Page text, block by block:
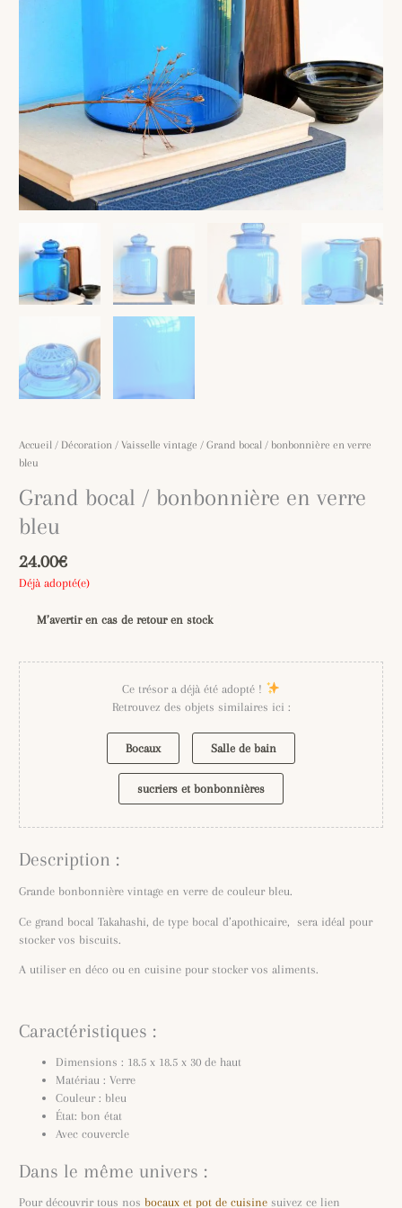
Accueil / Décoration / Vaisselle vintage / Grand bocal / bonbonnière en verre
bleu
Grand bocal / bonbonnière en verre
bleu
24.00€
Déjà adopté(e)
M’avertir en cas de retour en stock
Ce trésor a déjà été adopté !
Retrouvez des objets similaires ici :
Bocaux Salle de bain
sucriers et bonbonnières
Description :
Grande bonbonnière vintage en verre de couleur bleu.
Ce grand bocal Takahashi, de type bocal d’apothicaire, sera idéal pour
stocker vos biscuits.
A utiliser en déco ou en cuisine pour stocker vos aliments.
Caractéristiques :
Dimensions : 18.5 x 18.5 x 30 de haut
Matériau : Verre
Couleur : bleu
État: bon état
Avec couvercle
Dans le même univers :
Pour découvrir tous nos bocaux et pot de cuisine suivez ce lien